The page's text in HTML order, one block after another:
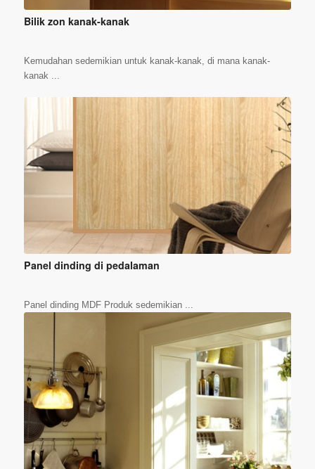
Bilik zon kanak-kanak
Kemudahan sedemikian untuk kanak-kanak, di mana kanak-
kanak ...
Panel dinding di pedalaman
Panel dinding MDF Produk sedemikian ...